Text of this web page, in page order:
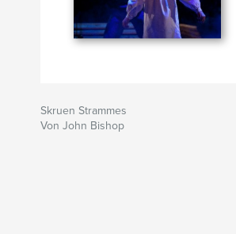
Skruen Strammes
Von John Bishop